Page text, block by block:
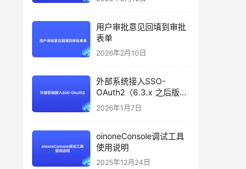
用户审批意见回填到审批
表单
2026年2月10日
外部系统接入SSO-
OAuth2（6.3.x 之后版本
支持）
2026年1月7日
oinoneConsole调试工具
使用说明
2025年12月24日